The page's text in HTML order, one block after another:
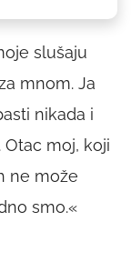
slušaju
mnom. Ja
nikada i
moj, koji
ne može
smo.«